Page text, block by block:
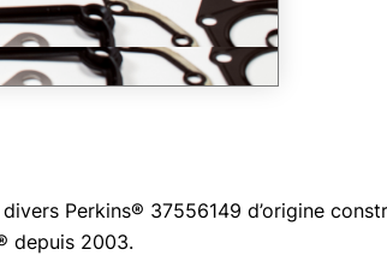
Perkins® 37556149 d’origine
depuis 2003.